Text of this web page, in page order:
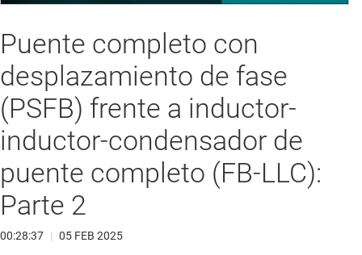
Video
Puente completo con
desplazamiento de fase
(PSFB) frente a inductor-
inductor-condensador de
puente completo (FB-LLC):
Parte 2
00:28:37 | 05 FEB 2025